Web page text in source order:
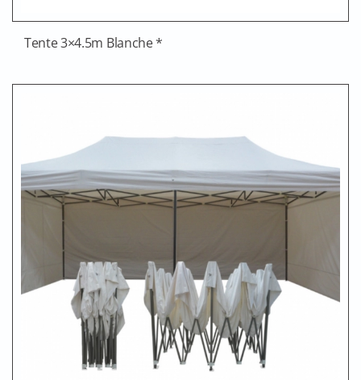
Tente 3×4.5m Blanche *